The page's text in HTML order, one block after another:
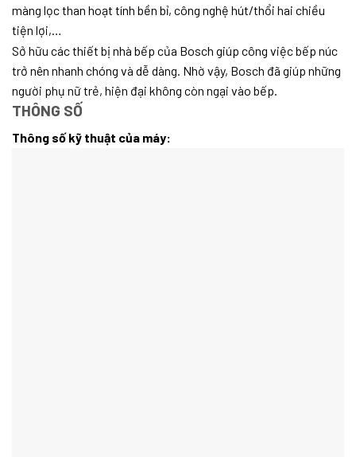
màng lọc than hoạt tính bền bỉ, công nghệ hút/thổi hai chiều
tiện lợi,…
Sở hữu các thiết bị nhà bếp của Bosch giúp công việc bếp núc
trở nên nhanh chóng và dễ dàng. Nhờ vậy, Bosch đã giúp những
người phụ nữ trẻ, hiện đại không còn ngại vào bếp.
THÔNG SỐ
Thông số kỹ thuật của máy: